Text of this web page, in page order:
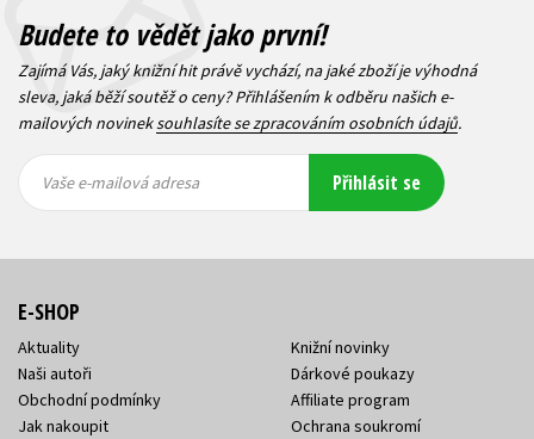
Budete to vědět jako první!
Zajímá Vás, jaký knižní hit právě vychází, na jaké zboží je výhodná
sleva, jaká běží soutěž o ceny? Přihlášením k odběru našich e-
mailových novineksouhlasíte se zpracováním osobních údajů.
mailová
mailová
Vaše e-mailová adresa Přihlásit se
E-SHOP
Aktuality
Naši autoři
Obchodní podmínky
Jak nakoupit
Knižní novinky
Dárkové poukazy
Affiliate program
Ochrana soukromí